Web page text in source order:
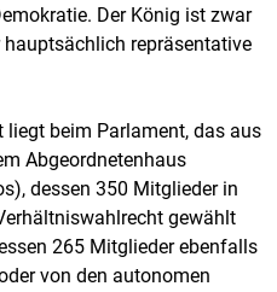
Der König ist zwar
repräsentative
liegt beim Parlament, das aus
Abgeordnetenhaus
dessen 350 Mitglieder in
gewählt
265 Mitglieder ebenfalls
von den autonomen